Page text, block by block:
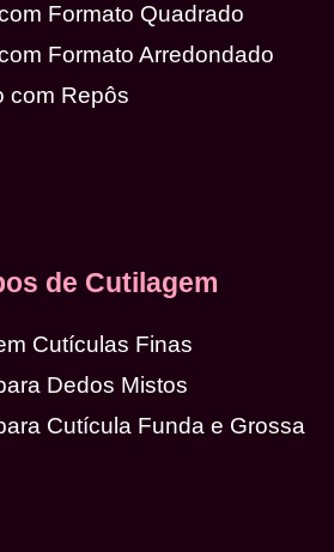
Formato Quadrado
Formato Arredondado
com Repôs
de Cutilagem
Cutículas Finas
Dedos Mistos
Cutícula Funda e Grossa